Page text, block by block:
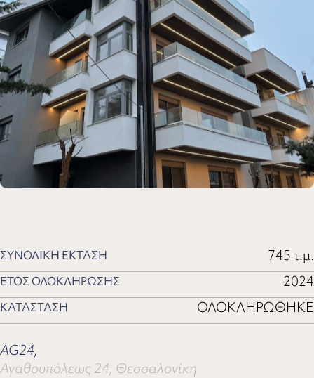
ΣΥΝΟΛΙΚΗ ΕΚΤΑΣΗ 745 τ.μ.
ΕΤΟΣ ΟΛΟΚΛΗΡΩΣΗΣ 2024
ΚΑΤΑΣΤΑΣΗ ΟΛΟΚΛΗΡΩΘΗΚΕ
AG24,
Αγαθουπόλεως 24, Θεσσαλονίκη